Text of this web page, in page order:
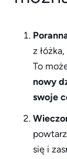
z
To
nowy
swoje
się i